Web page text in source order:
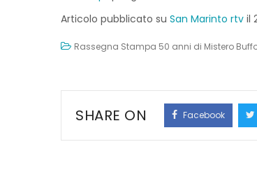
Articolo pubblicato su San Marinto rtv il
Rassegna Stampa 50 anni di Mistero
SHARE ON Facebook